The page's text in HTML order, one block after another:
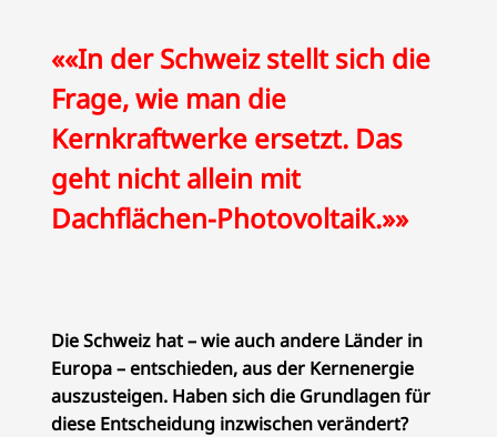
««In der Schweiz stellt sich die
Frage, wie man die
Kernkraftwerke ersetzt. Das
geht nicht allein mit
Dachflächen-Photovoltaik.»»
Die Schweiz hat – wie auch andere Länder in
Europa – entschieden, aus der Kernenergie
auszusteigen. Haben sich die Grundlagen für
diese Entscheidung inzwischen verändert?